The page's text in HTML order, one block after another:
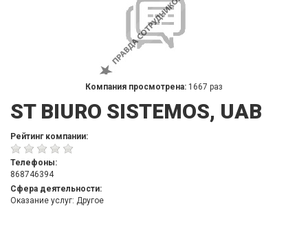
Компания просмотрена: 1667 раз
ST BIURO SISTEMOS, UAB
Рейтинг компании:
Телефоны:
868746394
Сфера деятельности:
Оказание услуг: Другое